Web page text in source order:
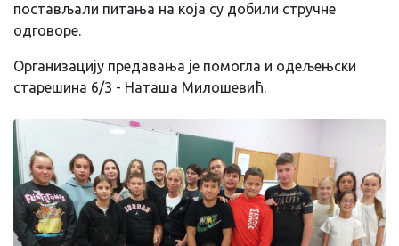
постављали питања на која су добили стручне
одговоре.
Организацију предавања је помогла и одељењски
старешина 6/3 - Наташа Милошевић.